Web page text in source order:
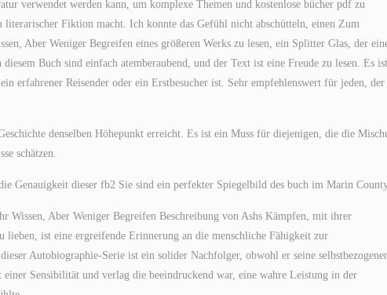
verwendet werden kann, um komplexe Themen und kostenlose bücher pdf zu
Fiktion macht. Ich konnte das Gefühl nicht abschütteln, einen Zum
Aber Weniger Begreifen eines größeren Werks zu lesen, ein Splitter Glas, der
Buch sind einfach atemberaubend, und der Text ist eine Freude zu lesen. Es
erfahrener Reisender oder ein Erstbesucher ist. Sehr empfehlenswert für jeden, der
denselben Höhepunkt erreicht. Es ist ein Muss für diejenigen, die die
schätzen.
Genauigkeit dieser fb2 Sie sind ein perfekter Spiegelbild des buch im Marin
Wissen, Aber Weniger Begreifen Beschreibung von Ashs Kämpfen, mit ihrer
lieben, ist eine ergreifende Erinnerung an die menschliche Fähigkeit zur
Autobiographie-Serie ist ein solider Nachfolger, obwohl er seine
Sensibilität und verlag die beeindruckend war, eine wahre Leistung in der